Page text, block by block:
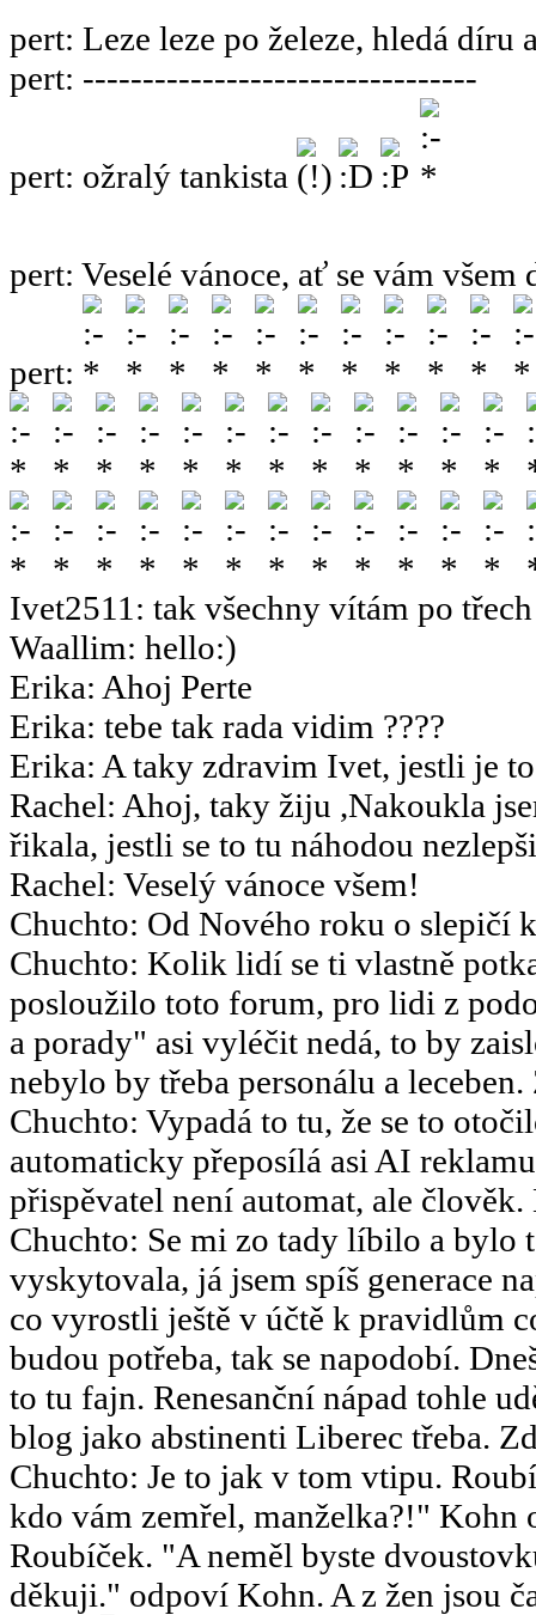
pert: Leze leze po železe, hledá díru
pert: ---------------------------------
pert: ožralý tankista
pert: Veselé vánoce, ať se vám všem
pert:
Ivet2511 : tak všechny vítám po
Waallim: hello:)
Erika: Ahoj Perte
Erika: tebe tak rada vidim ????
Erika: A taky zdravim Ivet, jestli je
Rachel: Ahoj, taky žiju ,Nakoukla
řikala, jestli se to tu náhodou
Rachel: Veselý vánoce všem!
Chuchto: Od Nového roku o slepičí
Chuchto: Kolik lidí se ti vlastně
posloužilo toto forum, pro lidi z
a porady" asi vyléčit nedá, to by
nebylo by třeba personálu a
Chuchto: Vypadá to tu, že se to
automaticky přeposílá asi AI
přispěvatel není automat, ale
Chuchto: Se mi zo tady líbilo a bylo
vyskytovala, já jsem spíš generace
co vyrostli ještě v účtě k pravidlům
budou potřeba, tak se napodobí.
to tu fajn. Renesanční nápad tohle
blog jako abstinenti Liberec třeba.
Chuchto: Je to jak v tom vtipu.
kdo vám zemřel, manželka?!"
Roubíček. "A neměl byste
děkuji." odpoví Kohn. A z žen jsou